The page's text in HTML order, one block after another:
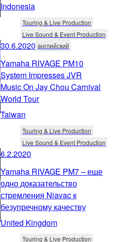
Indonesia
Touring & Live Production
Live Sound & Event Production
30.6.2020 английский
Yamaha RIVAGE PM10
System Impresses JVR
Music On Jay Chou Carnival
World Tour
Taiwan
Touring & Live Production
Live Sound & Event Production
6.2.2020
Yamaha RIVAGE PM7 – еще
одно доказательство
стремления Niavac к
безупречному качеству
United Kingdom
Touring & Live Production